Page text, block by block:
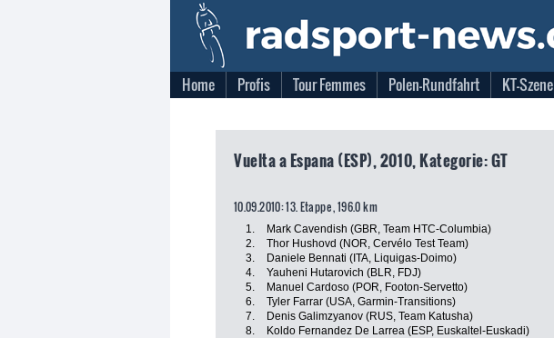
Home Profis Tour Femmes Polen-Rundfahrt KT-Szene
Vuelta a Espana (ESP), 2010, Kategorie: GT
10.09.2010: 13. Etappe , 196.0 km
1. Mark Cavendish (GBR, Team HTC-Columbia)
2.
Thor Hushovd (NOR, Cervélo Test Team)
3.
Daniele Bennati (ITA, Liquigas-Doimo)
4.
Yauheni Hutarovich (BLR, FDJ)
5.
Manuel Cardoso (POR, Footon-Servetto)
6.
Tyler Farrar (USA, Garmin-Transitions)
7.
Denis Galimzyanov (RUS, Team Katusha)
8.
Koldo Fernandez De Larrea (ESP, Euskaltel-Euskadi)